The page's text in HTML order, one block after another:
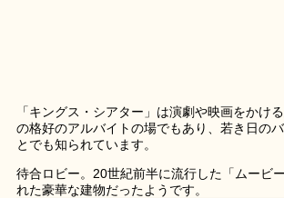
「キングス・シアター」は演劇や映画をかけ
の格好のアルバイトの場でもあり、若き日の
とでも知られています。
待合ロビー。20世紀前半に流行した「ムービ
れた豪華な建物だったようです。